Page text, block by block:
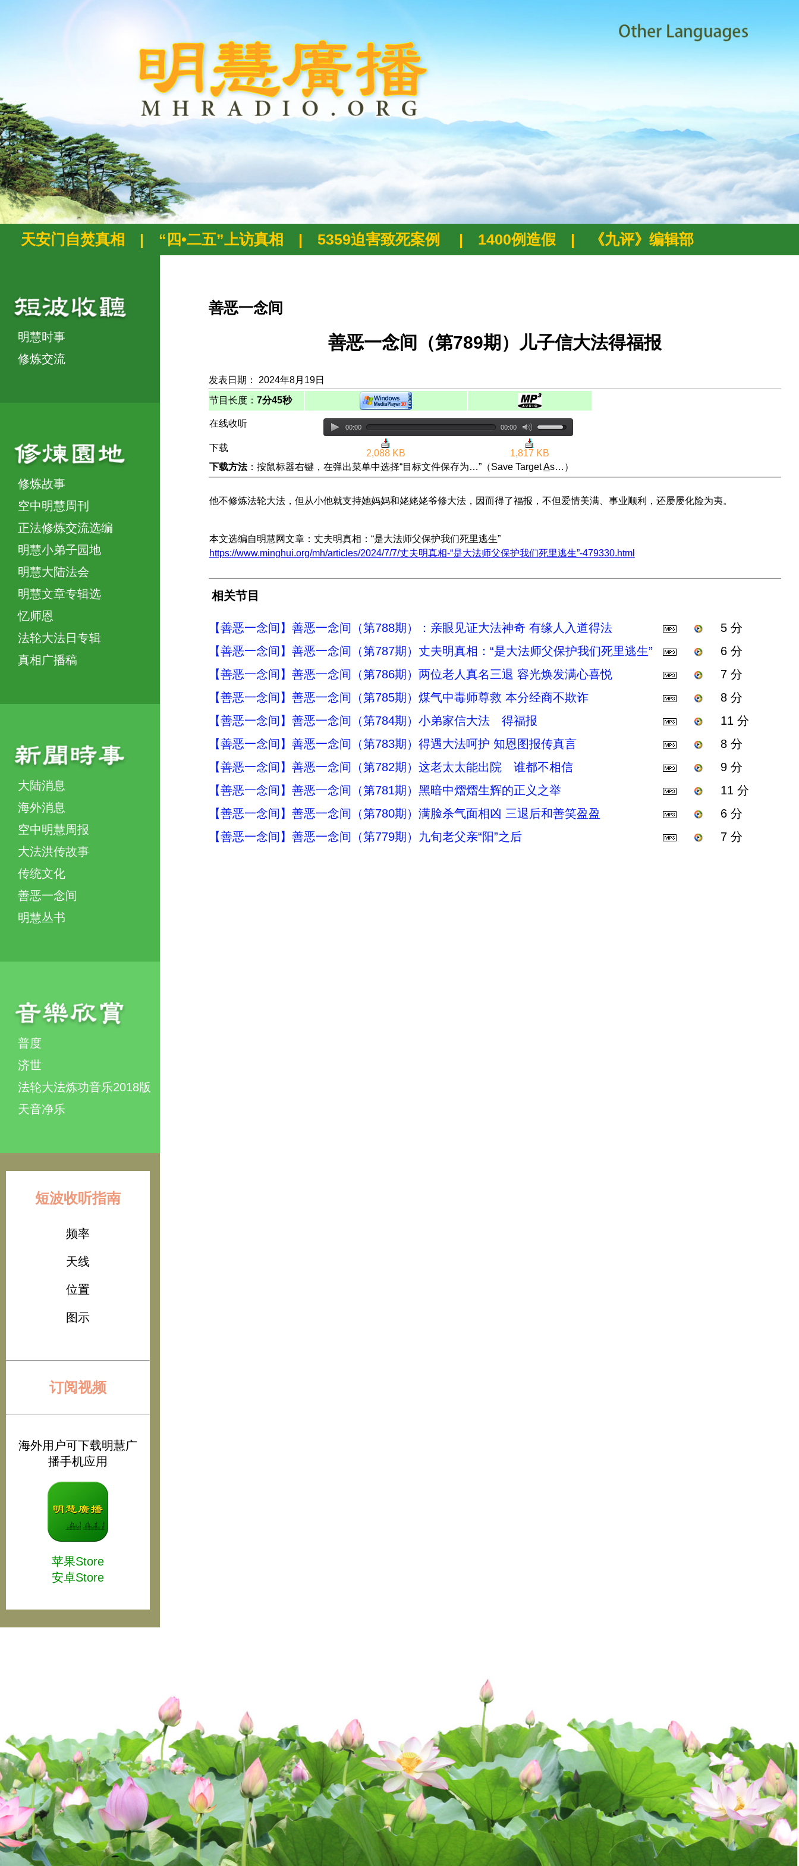
天安门自焚真相 | “四•二五”上访真相 | 5359迫害致死案例 | 1400例造假 | 《九评》编辑部
明慧时事
修炼交流
修炼故事
空中明慧周刊
正法修炼交流选编
明慧小弟子园地
明慧大陆法会
明慧文章专辑选
忆师恩
法轮大法日专辑
真相广播稿
大陆消息
海外消息
空中明慧周报
大法洪传故事
传统文化
善恶一念间
明慧丛书
普度
济世
法轮大法炼功音乐2018版
天音净乐
短波收听指南
频率
天线
位置
图示
订阅视频
海外用户可下载明慧广
播手机应用
苹果Store
安卓Store
善恶一念间
善恶一念间（第789期）儿子信大法得福报
发表日期： 2024年8月19日
节目长度： 7分45秒
在线收听 00:00 00:00
下载
2,088 KB
1,817 KB
下载方法：按鼠标器右键，在弹出菜单中选择“目标文件保存为…”（Save TargetAs…）
他不修炼法轮大法，但从小他就支持她妈妈和姥姥姥爷修大法，因而得了福报，不但爱情美满、事业顺利，还屡屡化险为夷。
本文选编自明慧网文章：丈夫明真相：“是大法师父保护我们死里逃生”
https://www.minghui.org/mh/articles/2024/7/7/丈夫明真相-“是大法师父保护我们死里逃生”-479330.html
相关节目
【善恶一念间】善恶一念间（第788期）：亲眼见证大法神奇 有缘人入道得法
5 分
【善恶一念间】善恶一念间（第787期）丈夫明真相：“是大法师父保护我们死里逃生”
6 分
【善恶一念间】善恶一念间（第786期）两位老人真名三退 容光焕发满心喜悦
7 分
【善恶一念间】善恶一念间（第785期）煤气中毒师尊救 本分经商不欺诈
8 分
【善恶一念间】善恶一念间（第784期）小弟家信大法 得福报
11 分
【善恶一念间】善恶一念间（第783期）得遇大法呵护 知恩图报传真言
8 分
【善恶一念间】善恶一念间（第782期）这老太太能出院 谁都不相信
9 分
【善恶一念间】善恶一念间（第781期）黑暗中熠熠生辉的正义之举
11 分
【善恶一念间】善恶一念间（第780期）满脸杀气面相凶 三退后和善笑盈盈
6 分
【善恶一念间】善恶一念间（第779期）九旬老父亲“阳”之后
7 分